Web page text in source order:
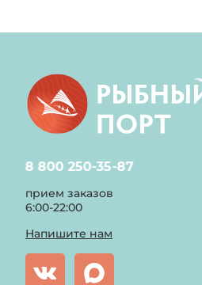
8 800 250-35-87
прием заказов
6:00-22:00
Напишите нам